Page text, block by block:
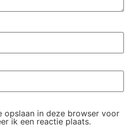
opslaan in deze browser voor
ik een reactie plaats.